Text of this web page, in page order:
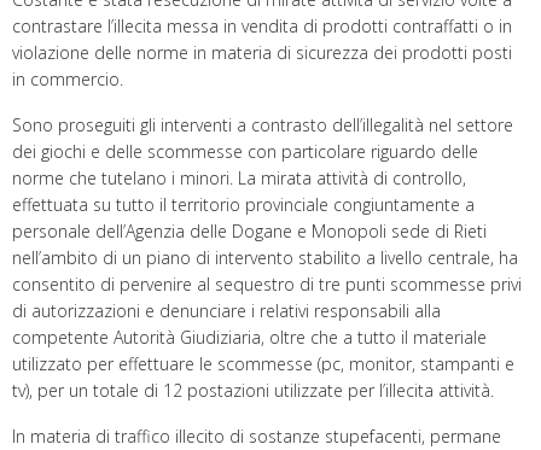
contrastare l’illecita messa in vendita di prodotti contraffatti o in
violazione delle norme in materia di sicurezza dei prodotti posti
in commercio.
Sono proseguiti gli interventi a contrasto dell’illegalità nel settore
dei giochi e delle scommesse con particolare riguardo delle
norme che tutelano i minori. La mirata attività di controllo,
effettuata su tutto il territorio provinciale congiuntamente a
personale dell’Agenzia delle Dogane e Monopoli sede di Rieti
nell’ambito di un piano di intervento stabilito a livello centrale, ha
consentito di pervenire al sequestro di tre punti scommesse privi
di autorizzazioni e denunciare i relativi responsabili alla
competente Autorità Giudiziaria, oltre che a tutto il materiale
utilizzato per effettuare le scommesse (pc, monitor, stampanti e
tv), per un totale di 12 postazioni utilizzate per l’illecita attività.
In materia di traffico illecito di sostanze stupefacenti, permane